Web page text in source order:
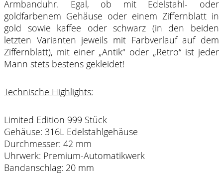
Armbanduhr. Egal, ob mit Edelstahl- oder
goldfarbenem Gehäuse oder einem Ziffernblatt in
gold sowie kaffee oder schwarz (in den beiden
letzten Varianten jeweils mit Farbverlauf auf dem
Ziffernblatt), mit einer „Antik“ oder „Retro“ ist jeder
Mann stets bestens gekleidet!
Technische Highlights:
Limited Edition 999 Stück
Gehäuse: 316L Edelstahlgehäuse
Durchmesser: 42 mm
Uhrwerk: Premium-Automatikwerk
Bandanschlag: 20 mm